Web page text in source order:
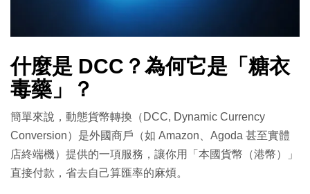
什麼是 DCC？為何它是「糖衣
毒藥」？
簡單來說，動態貨幣轉換（DCC, Dynamic Currency
Conversion）是外國商戶（如 Amazon、Agoda 甚至實體
店終端機）提供的一項服務，讓你用「本國貨幣（港幣）」
直接付款，省去自己算匯率的麻煩。